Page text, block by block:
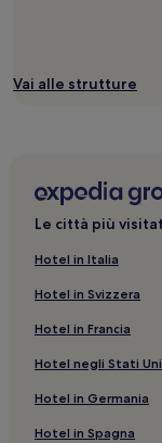
Vai alle strutture
Le città più
Hotel in Italia
Hotel in Svizzera
Hotel in Francia
Hotel negli Stati
Hotel in Germania
Hotel in Spagna